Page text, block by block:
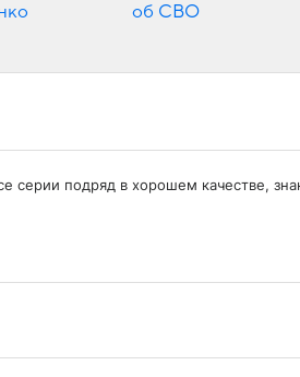
об СВО
серии подряд в хорошем качестве,